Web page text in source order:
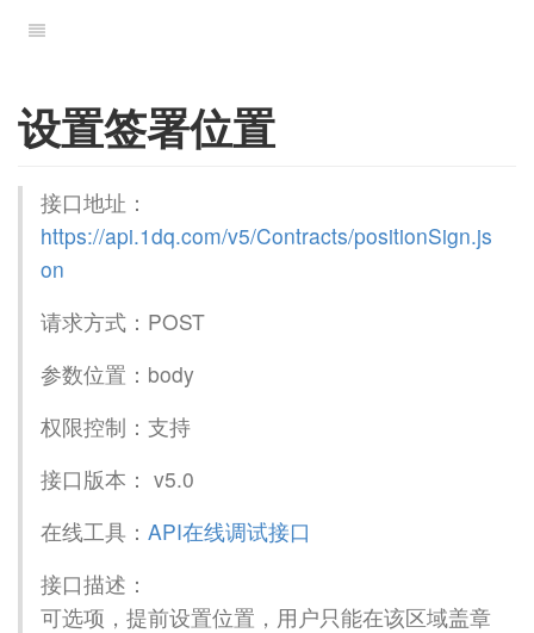
设置签署位置
接口地址：
https://api.1dq.com/v5/Contracts/positionSign.js
on
请求方式：POST
参数位置：body
权限控制：支持
接口版本： v5.0
在线工具： API在线调试接口
接口描述：
可选项，提前设置位置，用户只能在该区域盖章